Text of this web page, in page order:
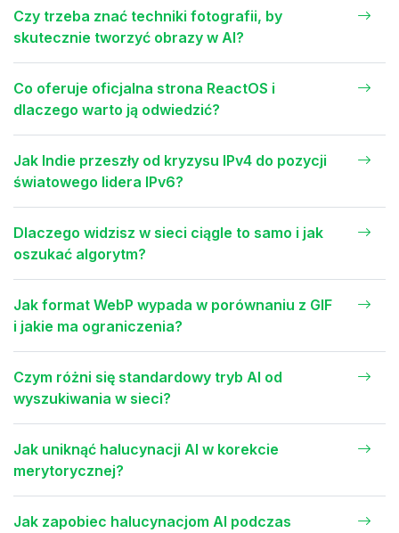
Czy trzeba znać techniki fotografii, by
skutecznie tworzyć obrazy w AI?
Co oferuje oficjalna strona ReactOS i
dlaczego warto ją odwiedzić?
Jak Indie przeszły od kryzysu IPv4 do pozycji
światowego lidera IPv6?
Dlaczego widzisz w sieci ciągle to samo i jak
oszukać algorytm?
Jak format WebP wypada w porównaniu z GIF
i jakie ma ograniczenia?
Czym różni się standardowy tryb AI od
wyszukiwania w sieci?
Jak uniknąć halucynacji AI w korekcie
merytorycznej?
Jak zapobiec halucynacjom AI podczas